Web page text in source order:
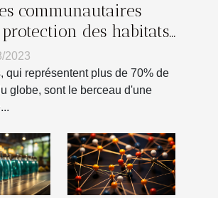
communautaires
des habitats
2023
qui représentent plus de 70% de
globe, sont le berceau d'une